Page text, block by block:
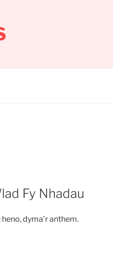
Fy Nhadau
dyma’r anthem.